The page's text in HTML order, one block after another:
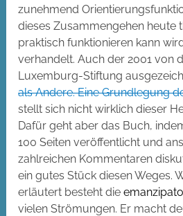
zunehmend
dieses Zusammengehen heute
praktisch funktionieren kann
verhandelt. Auch der 2001 von
Luxemburg-Stiftung
als Andere. Eine Grundlegung
stellt sich nicht wirklich dieser
Dafür geht aber das Buch,
100 Seiten veröffentlicht und
zahlreichen Kommentaren
ein gutes Stück diesen Weges.
erläutert besteht die
vielen Strömungen. Er macht